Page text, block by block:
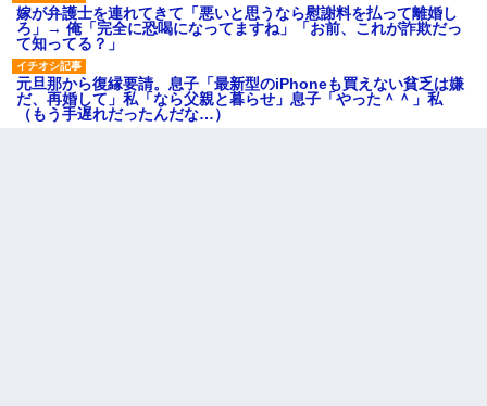
嫁が弁護士を連れてきて「悪いと思うなら慰謝料を払って離婚し
ろ」→ 俺「完全に恐喝になってますね」「お前、これが詐欺だっ
て知ってる？」
元旦那から復縁要請。息子「最新型のiPhoneも買えない貧乏は嫌
だ、再婚して」私「なら父親と暮らせ」息子「やった＾＾」私
（もう手遅れだったんだな…）